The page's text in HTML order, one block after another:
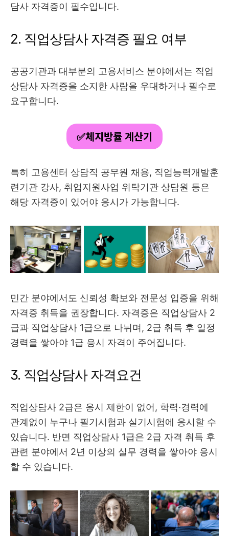
담사 자격증이 필수입니다.
2. 직업상담사 자격증 필요 여부
공공기관과 대부분의 고용서비스 분야에서는 직업
상담사 자격증을 소지한 사람을 우대하거나 필수로
요구합니다.
✅체지방률 계산기
특히 고용센터 상담직 공무원 채용, 직업능력개발훈
련기관 강사, 취업지원사업 위탁기관 상담원 등은
해당 자격증이 있어야 응시가 가능합니다.
민간 분야에서도 신뢰성 확보와 전문성 입증을 위해
자격증 취득을 권장합니다. 자격증은 직업상담사 2
급과 직업상담사 1급으로 나뉘며, 2급 취득 후 일정
경력을 쌓아야 1급 응시 자격이 주어집니다.
3. 직업상담사 자격요건
직업상담사 2급은 응시 제한이 없어, 학력·경력에
관계없이 누구나 필기시험과 실기시험에 응시할 수
있습니다. 반면 직업상담사 1급은 2급 자격 취득 후
관련 분야에서 2년 이상의 실무 경력을 쌓아야 응시
할 수 있습니다.